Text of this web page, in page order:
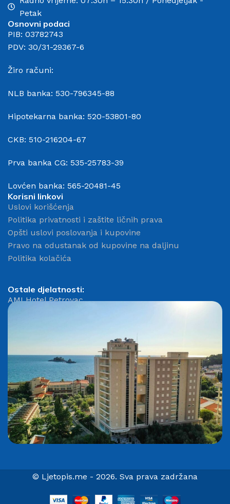
Petak
Osnovni podaci
PIB: 03782743
PDV: 30/31-29367-6
Žiro računi:
NLB banka: 530-796345-88
Hipotekarna banka: 520-53801-80
CKB: 510-216204-67
Prva banka CG: 535-25783-39
Lovćen banka: 565-20481-45
Korisni linkovi
Uslovi korišćenja
Politika privatnosti i zaštite ličnih prava
Opšti uslovi poslovanja i kupovine
Pravo na odustanak od kupovine na daljinu
Politika kolačića
Ostale djelatnosti:
AMI Hotel Petrovac
© Ljetopis.me - 2026. Sva prava zadržana